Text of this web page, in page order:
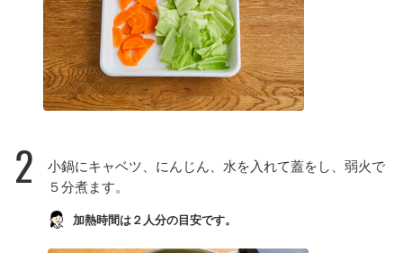
2
小鍋にキャベツ、にんじん、水を入れて蓋をし、弱火で
５分煮ます。
加熱時間は２人分の目安です。